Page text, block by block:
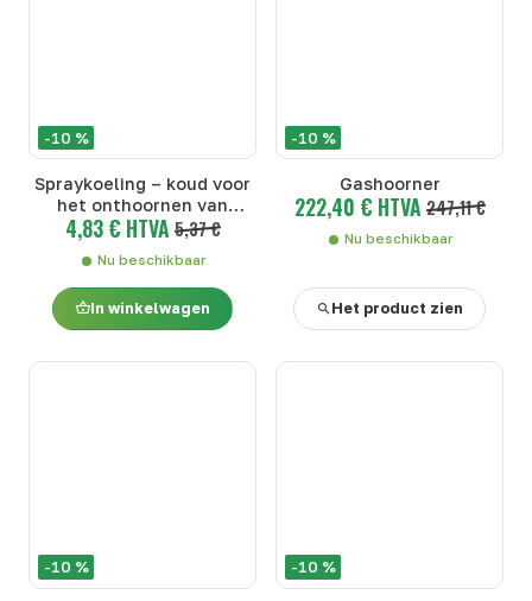
-10 %
Spraykoeling – koud voor
het onthoornen van
runderen
4,83 € HTVA 5,37 €
Nu beschikbaar
In winkelwagen
-10 %
Gashoorner
222,40 € HTVA 247,11 €
Nu beschikbaar
Het product zien
-10 % -10 %